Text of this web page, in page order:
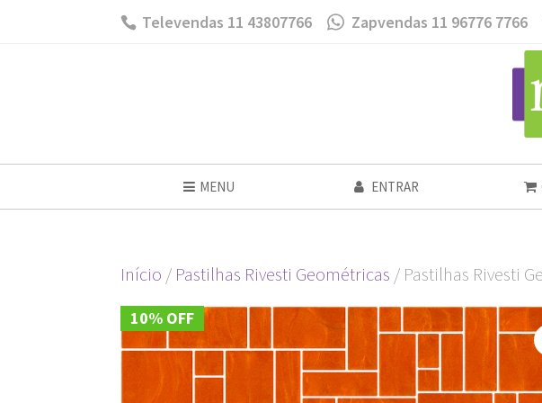
Televendas 11 43807766 Zapvendas 11 96776 7766
MENU ENTRAR
Início / Pastilhas Rivesti Geométricas / Pastilhas Rivesti
10% OFF